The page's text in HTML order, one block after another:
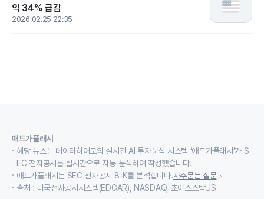
익 34% 급감
2026.02.25 22:35
애드가플래시
해당 뉴스는 데이터히어로의 실시간 AI 투자분석 시스템 ‘애드가플래시’가 S
EC 전자공시를 실시간으로 자동 분석하여 작성했습니다.
애드가플래시는 SEC 전자공시 8-K를 분석합니다.자주묻는 질문
출처 : 미국전자공시시스템(EDGAR), NASDAQ, 초이스스탁US